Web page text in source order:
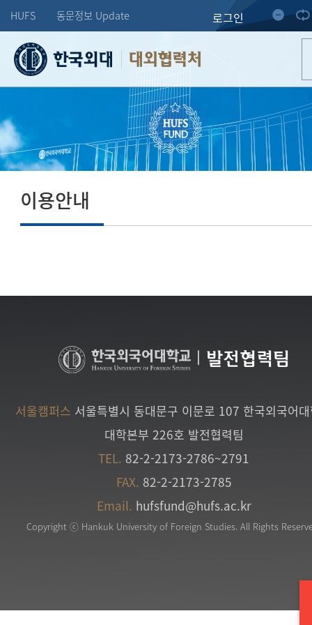
HUFS 동문정보 Update 로그인
대외협력처
이용안내
발전협력팀
서울캠퍼스 서울특별시 동대문구 이문로 107 한국외국어
대학본부 226호 발전협력팀
TEL. 82-2-2173-2786~2791
FAX. 82-2-2173-2785
Email. hufsfund@hufs.ac.kr
Copyright ⓒ Hankuk University of Foreign Studies. All Rights